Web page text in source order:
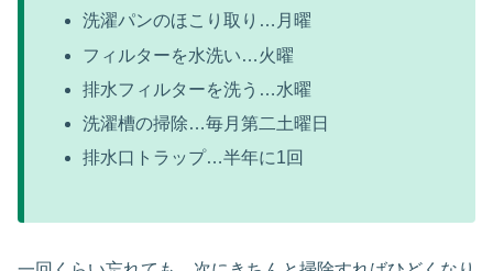
洗濯パンのほこり取り…月曜
フィルターを水洗い…火曜
排水フィルターを洗う…水曜
洗濯槽の掃除…毎月第二土曜日
排水口トラップ…半年に1回